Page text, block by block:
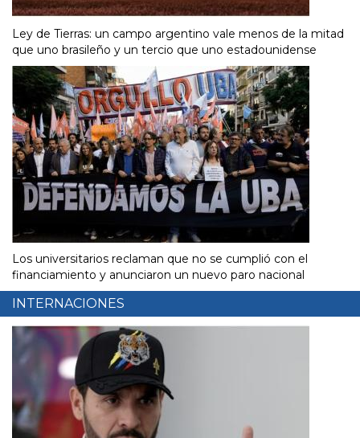
Ley de Tierras: un campo argentino vale menos de la mitad
que uno brasileño y un tercio que uno estadounidense
Los universitarios reclaman que no se cumplió con el
financiamiento y anunciaron un nuevo paro nacional
INTERNACIONES